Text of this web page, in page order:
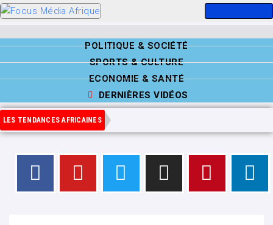
POLITIQUE & SOCIÉTÉ
SPORTS & CULTURE
ECONOMIE & SANTÉ
DERNIÈRES VIDÉOS
LES TENDANCES AFRICAINES